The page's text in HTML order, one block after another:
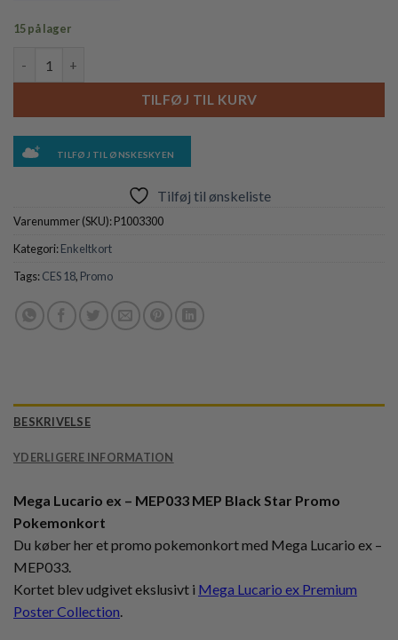
15 på lager
TILFØJ TIL KURV
TILFØJ TIL ØNSKESKYEN
Tilføj til ønskeliste
Varenummer (SKU):P1003300
Kategori:Enkeltkort
Tags:CES 18, Promo
BESKRIVELSE
YDERLIGERE INFORMATION
Mega Lucario ex – MEP033 MEP Black Star Promo
Pokemonkort
Du køber her et promo pokemonkort med Mega Lucario ex –
MEP033.
Kortet blev udgivet ekslusivt i Mega Lucario ex Premium
Poster Collection.